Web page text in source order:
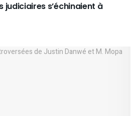
judiciaires s’échinaient à